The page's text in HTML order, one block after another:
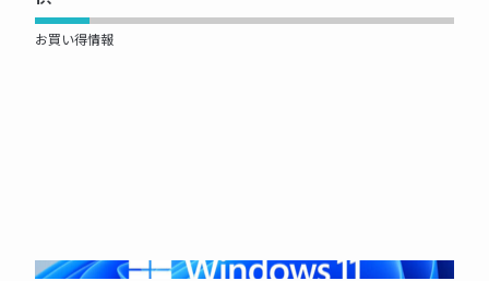
お買い得情報
NOW PRINTING...